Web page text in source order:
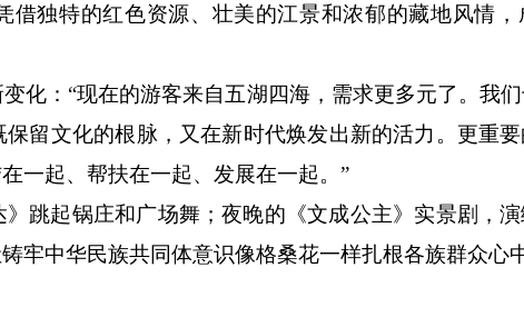
借独特的红色资源、壮美的江景和浓郁的藏地风情
化：“现在的游客来自五湖四海，需求更多元了。我
留文化的根脉，又在新时代焕发出新的活力。更重
一起、帮扶在一起、发展在一起。”
跳起锅庄和广场舞；夜晚的《文成公主》实景剧，
中华民族共同体意识像格桑花一样扎根各族群众心中